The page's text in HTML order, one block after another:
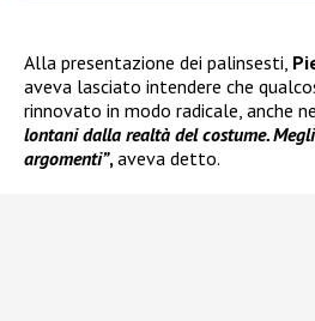
Alla presentazione dei palinsesti,
aveva lasciato intendere che
rinnovato in modo radicale, anche
lontani dalla realtà del costume.
argomenti”, aveva detto.